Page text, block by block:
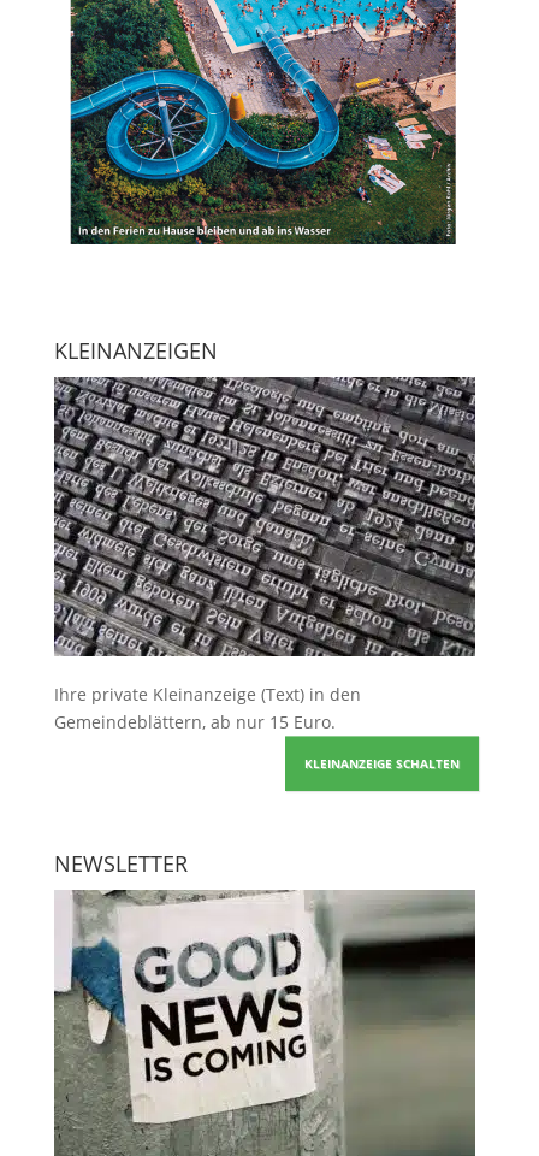
KLEINANZEIGEN
Ihre private Kleinanzeige (Text) in den
Gemeindeblättern, ab nur 15 Euro.
KLEINANZEIGE SCHALTEN
NEWSLETTER